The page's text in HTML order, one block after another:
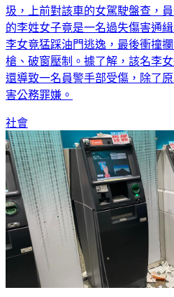
圾，上前對該車的女駕駛盤查，
的李姓女子竟是一名過失傷害通
李女竟猛踩油門逃逸，最後衝撞
槍、破窗壓制。據了解，該名李
還導致一名員警手部受傷，除了
害公務罪嫌。
社會